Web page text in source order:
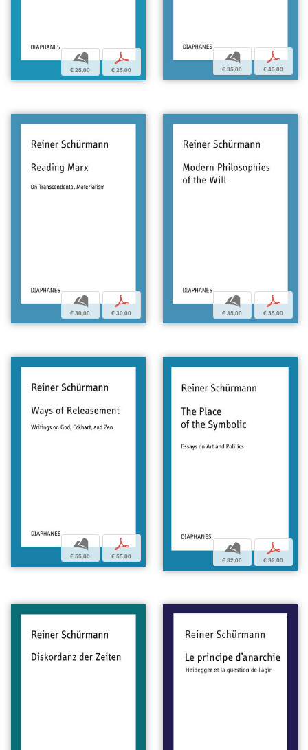
b
€ 25,00
p
€ 25,00
b
€ 35,00
p
€ 45,00
b
€ 30,00
p
€ 30,00
b
€ 35,00
p
€ 35,00
b
€ 55,00
p
€ 55,00
b
€ 32,00
p
€ 32,00